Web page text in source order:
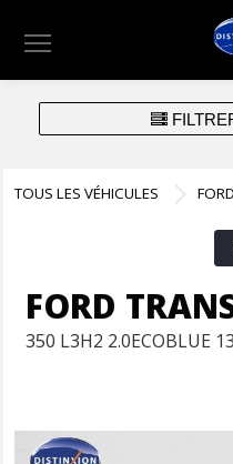
TOUS LES VÉHICULES FORD
FORD
350 L3H2 2.0ECOBLUE